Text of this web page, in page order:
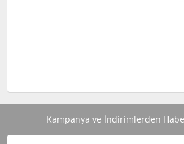
Kampanya ve İndirimlerden